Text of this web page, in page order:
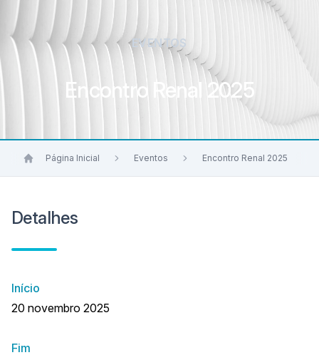
EVENTOS
Encontro Renal 2025
Página Inicial Eventos Encontro Renal 2025
Detalhes
Início
20 novembro 2025
Fim